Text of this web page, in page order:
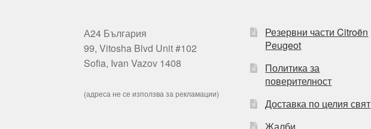
А24 България
99, Vitosha Blvd Unit #102
Sofia, Ivan Vazov 1408
(адреса не се използва за рекламации)
Резервни части Citroën
Peugeot
Политика за
поверителност
Доставка по целия свят
Жалби